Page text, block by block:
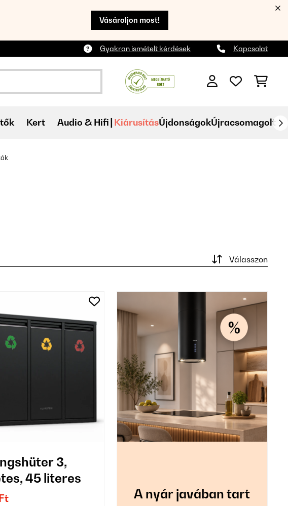
Vásároljon most!
Gyakran ismételt kérdések Kapcsolat
Kert Audio & Hifi KiárusításÚjdonságokÚjracsomagolt
Válasszon
3,
45 literes
A nyár javában tart